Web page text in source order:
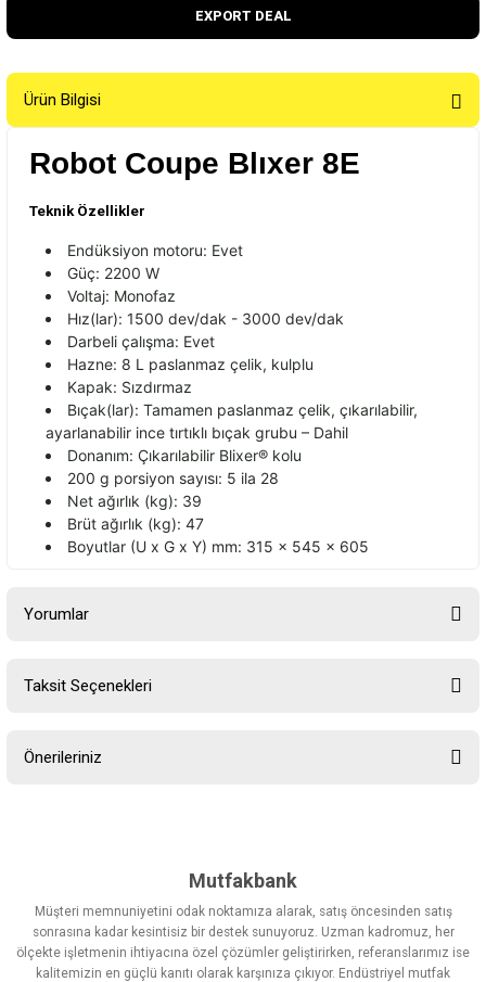
EXPORT DEAL
Ürün Bilgisi
Robot Coupe Blıxer 8E
Teknik Özellikler
Endüksiyon motoru: Evet
Güç: 2200 W
Voltaj: Monofaz
Hız(lar): 1500 dev/dak - 3000 dev/dak
Darbeli çalışma: Evet
Hazne: 8 L paslanmaz çelik, kulplu
Kapak: Sızdırmaz
Bıçak(lar): Tamamen paslanmaz çelik, çıkarılabilir,
ayarlanabilir ince tırtıklı bıçak grubu – Dahil
Donanım: Çıkarılabilir Blixer® kolu
200 g porsiyon sayısı: 5 ila 28
Net ağırlık (kg): 39
Brüt ağırlık (kg): 47
Boyutlar (U x G x Y) mm: 315 x 545 x 605
Yorumlar
Taksit Seçenekleri
Önerileriniz
Görüş ve önerileriniz için teşekkür ederiz.
Ürün resmi kalitesiz, bozuk veya görüntülenemiyor.
Ürün açıklamasında eksik bilgiler bulunuyor.
Mutfakbank
Müşteri memnuniyetini odak noktamıza alarak, satış öncesinden satış
sonrasına kadar kesintisiz bir destek sunuyoruz. Uzman kadromuz, her
ölçekte işletmenin ihtiyacına özel çözümler geliştirirken, referanslarımız ise
kalitemizin en güçlü kanıtı olarak karşınıza çıkıyor. Endüstriyel mutfak